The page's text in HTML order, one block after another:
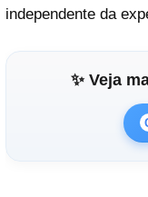
independente da
✨ Veja